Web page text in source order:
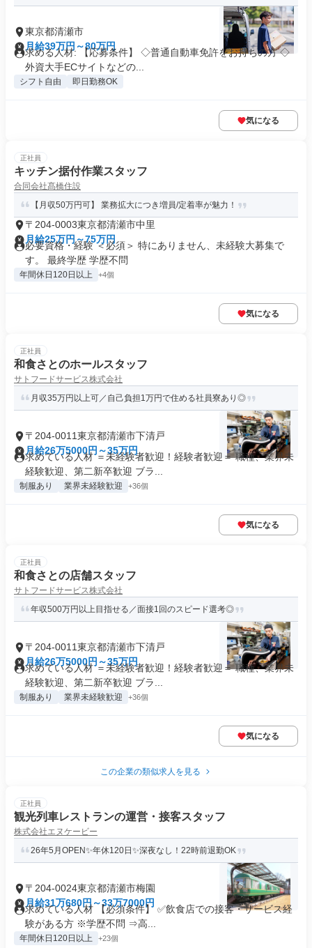
東京都清瀬市
月給39万円～80万円
求める人材: 【応募条件】 ◇普通自動車免許をお持ちの方 ◇
外資大手ECサイトなどの...
シフト自由 即日勤務OK
気になる
正社員
キッチン据付作業スタッフ
合同会社髙橋住設
【月収50万円可】 業務拡大につき増員/定着率が魅力！
〒204-0003東京都清瀬市中里
月給25万円～75万円
必要資格・経験 ＜必須＞ 特にありません、未経験大募集で
す。 最終学歴 学歴不問
年間休日120日以上 +4個
気になる
正社員
和食さとのホールスタッフ
サトフードサービス株式会社
月収35万円以上可／自己負担1万円で住める社員寮あり◎
〒204-0011東京都清瀬市下清戸
月給26万5000円～35万円
求めている人材 ＝未経験者歓迎！経験者歓迎＝ 職種、業界未
経験歓迎、第二新卒歓迎 ブラ...
制服あり 業界未経験歓迎 +36個
気になる
正社員
和食さとの店舗スタッフ
サトフードサービス株式会社
年収500万円以上目指せる／面接1回のスピード選考◎
〒204-0011東京都清瀬市下清戸
月給26万5000円～35万円
求めている人材 ＝未経験者歓迎！経験者歓迎＝ 職種、業界未
経験歓迎、第二新卒歓迎 ブラ...
制服あり 業界未経験歓迎 +36個
気になる
この企業の類似求人を見る
正社員
観光列車レストランの運営・接客スタッフ
株式会社エヌケービー
26年5月OPEN✨年休120日✨深夜なし！22時前退勤OK
〒204-0024東京都清瀬市梅園
月給31万680円～33万7000円
求めている人材 【必須条件】 ✅飲食店での接客・サービス経
験がある方 ※学歴不問 ⇒高...
年間休日120日以上 +23個